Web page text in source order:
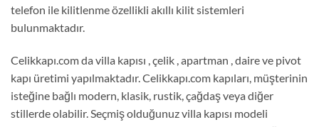
telefon ile kilitlenme özellikli akıllı kilit sistemleri
bulunmaktadır.
Celikkapı.com da villa kapısı , çelik , apartman , daire ve pivot
kapı üretimi yapılmaktadır. Celikkapı.com kapıları, müşterinin
isteğine bağlı modern, klasik, rustik, çağdaş veya diğer
stillerde olabilir. Seçmiş olduğunuz villa kapısı modeli